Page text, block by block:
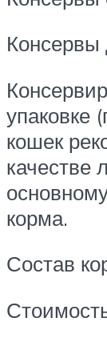
Консервы
упаковке
кошек
качестве
корма.
Состав